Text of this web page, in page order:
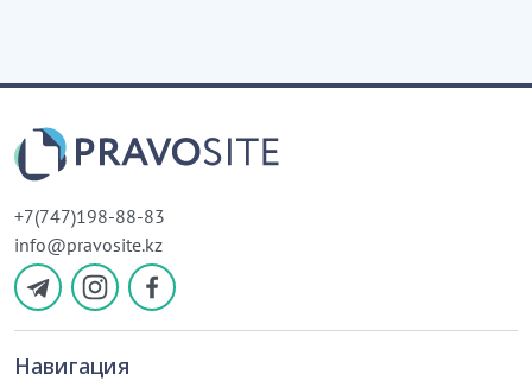
+7(747)198-88-83
info@pravosite.kz
Навигация